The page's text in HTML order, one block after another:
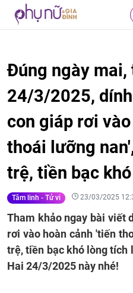
Đúng ngày mai,
24/3/2025,
con giáp rơi
thoái lưỡng
trệ, tiền bạc
Tâm linh - Tử vi 23/03/2025
Tham khảo ngay bài viết
rơi vào hoàn cảnh 'tiến
trệ, tiền bạc khó lòng tích
Hai 24/3/2025 này nhé!